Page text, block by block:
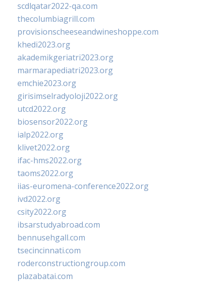
scdlqatar2022-qa.com
thecolumbiagrill.com
provisionscheeseandwineshoppe.com
khedi2023.org
akademikgeriatri2023.org
marmarapediatri2023.org
emchie2023.org
girisimselradyoloji2022.org
utcd2022.org
biosensor2022.org
ialp2022.org
klivet2022.org
ifac-hms2022.org
taoms2022.org
iias-euromena-conference2022.org
ivd2022.org
csity2022.org
ibsarstudyabroad.com
bennusehgall.com
tsecincinnati.com
roderconstructiongroup.com
plazabatai.com